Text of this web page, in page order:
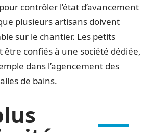
contrôler l’état d’avancement
plusieurs artisans doivent
sur le chantier. Les petits
confiés à une société dédiée,
dans l’agencement des
de bains.